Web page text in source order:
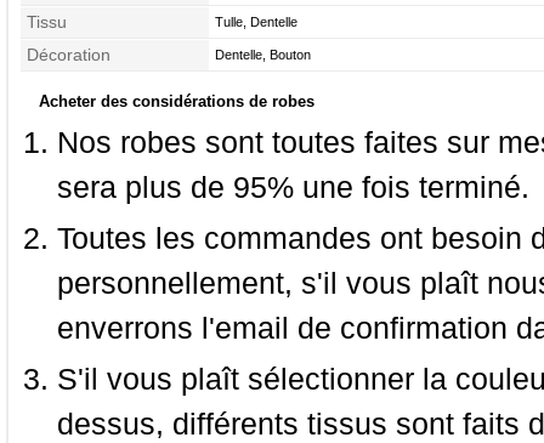
Tissu Tulle, Dentelle
Décoration Dentelle, Bouton
Acheter des considérations de robes
Nos robes sont toutes faites sur
sera plus de 95% une fois terminé.
Toutes les commandes ont besoin
personnellement, s'il vous plaît
enverrons l'email de confirmation
S'il vous plaît sélectionner la
dessus, différents tissus sont faits